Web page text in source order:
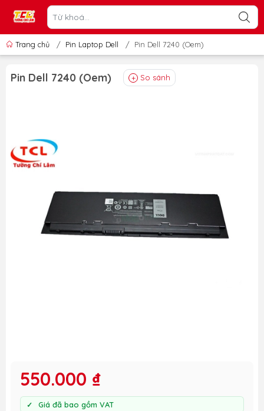
Trang chủ / Pin Laptop Dell / Pin Dell 7240 (Oem)
Pin Dell 7240 (Oem) So sánh
550.000 ₫
Giá đã bao gồm VAT